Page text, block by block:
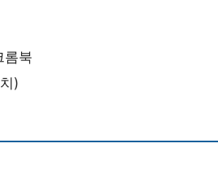
롬북
)